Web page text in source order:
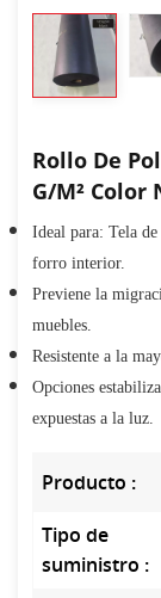
Rollo De
G/m² Color
Ideal para: Tela
forro interior.
Previene la
muebles.
Resistente a la
Opciones
expuestas a la luz.
Producto :
Tipo de
suministro :